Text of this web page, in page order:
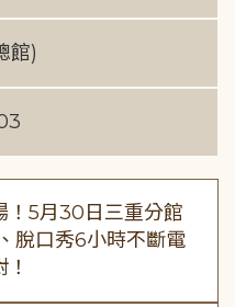
館)
！5月30日三重分館
脫口秀6小時不斷電